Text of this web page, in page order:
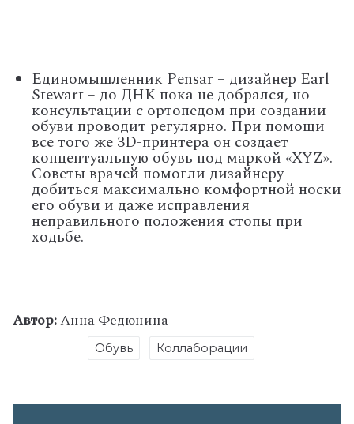
Единомышленник Pensar – дизайнер Earl
Stewart – до ДНК пока не добрался, но
консультации с ортопедом при создании
обуви проводит регулярно. При помощи
все того же 3D-принтера он создает
концептуальную обувь под маркой «XYZ».
Советы врачей помогли дизайнеру
добиться максимально комфортной носки
его обуви и даже исправления
неправильного положения стопы при
ходьбе.
Автор:Анна Федюнина
Обувь Коллаборации